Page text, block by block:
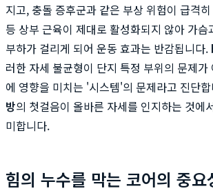
지고, 충돌 증후군과 같은 부상 위험이 급격
등 상부 근육이 제대로 활성화되지 않아 가
부하가 걸리게 되어 운동 효과는 반감됩니다.
러한 자세 불균형이 단지 특정 부위의 문제가
에 영향을 미치는 '시스템'의 문제라고 진단
방의 첫걸음이 올바른 자세를 인지하는 것에
미합니다.
힘의 누수를 막는 코어의 중요